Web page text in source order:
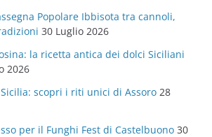
Popolare Ibbisota tra cannoli,
30 Luglio 2026
la ricetta antica dei dolci Siciliani
2026
scopri i riti unici di Assoro 28
per il Funghi Fest di Castelbuono 30